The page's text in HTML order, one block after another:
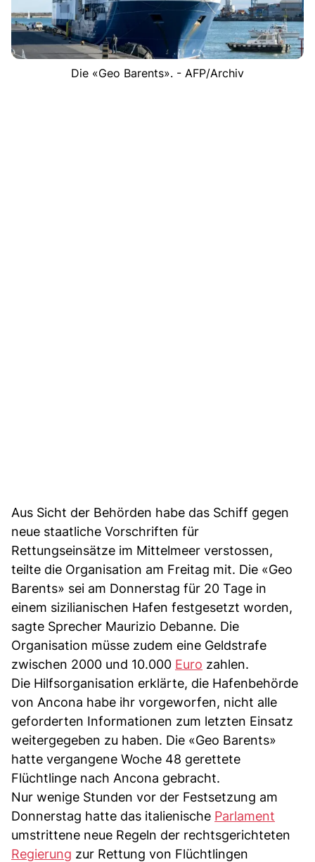
Die «Geo Barents». - AFP/Archiv
Aus Sicht der Behörden habe das Schiff gegen
neue staatliche Vorschriften für
Rettungseinsätze im Mittelmeer verstossen,
teilte die Organisation am Freitag mit. Die «Geo
Barents» sei am Donnerstag für 20 Tage in
einem sizilianischen Hafen festgesetzt worden,
sagte Sprecher Maurizio Debanne. Die
Organisation müsse zudem eine Geldstrafe
zwischen 2000 und 10.000 Euro zahlen.
Die Hilfsorganisation erklärte, die Hafenbehörde
von Ancona habe ihr vorgeworfen, nicht alle
geforderten Informationen zum letzten Einsatz
weitergegeben zu haben. Die «Geo Barents»
hatte vergangene Woche 48 gerettete
Flüchtlinge nach Ancona gebracht.
Nur wenige Stunden vor der Festsetzung am
Donnerstag hatte das italienische Parlament
umstrittene neue Regeln der rechtsgerichteten
Regierung zur Rettung von Flüchtlingen